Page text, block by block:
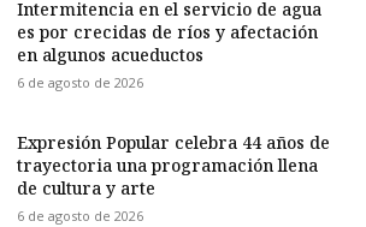
Intermitencia en el servicio de agua
es por crecidas de ríos y afectación
en algunos acueductos
6 de agosto de 2026
Expresión Popular celebra 44 años de
trayectoria una programación llena
de cultura y arte
6 de agosto de 2026